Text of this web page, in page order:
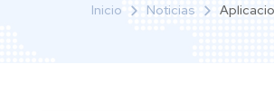
Inicio Noticias